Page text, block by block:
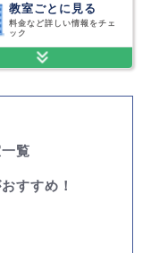
教室ごとに見る
料金など詳しい情報をチェ
ック
覧
すすめ！